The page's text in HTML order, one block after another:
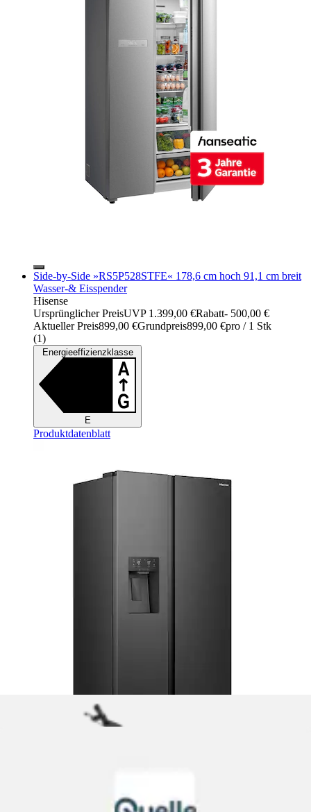
Side-by-Side »RS5P528STFE« 178,6 cm hoch 91,1 cm breit
Wasser-& Eisspender
Hisense
Ursprünglicher PreisUVP 1.399,00 €Rabatt- 500,00 €
Aktueller Preis899,00 €Grundpreis899,00 €pro / 1 Stk
(1)
Energieeffizienzklasse
E
Produktdatenblatt
Side-by-Side SBS Slim »HSR5918DIPB« 177,5 cm hoch